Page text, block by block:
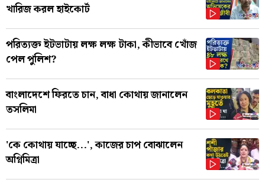
খারিজ করল হাইকোর্ট
পরিত্যক্ত ইটভাটায় লক্ষ লক্ষ টাকা, কীভাবে খোঁজ
পেল পুলিশ?
বাংলাদেশে ফিরতে চান, বাধা কোথায় জানালেন
তসলিমা
'কে কোথায় যাচ্ছে...', কাজের চাপ বোঝালেন
অগ্নিমিত্রা